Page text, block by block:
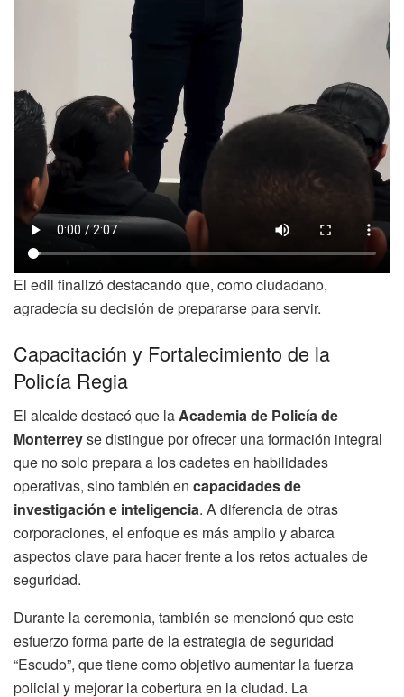
El edil finalizó destacando que, como ciudadano,
agradecía su decisión de prepararse para servir.
Capacitación y Fortalecimiento de la
Policía Regia
El alcalde destacó que laAcademia de Policía de
Monterreyse distingue por ofrecer una formación integral
que no solo prepara a los cadetes en habilidades
operativas, sino también en capacidades de
investigación e inteligencia. A diferencia de otras
corporaciones, el enfoque es más amplio y abarca
aspectos clave para hacer frente a los retos actuales de
seguridad.
Durante la ceremonia, también se mencionó que este
esfuerzo forma parte de la estrategia de seguridad
“Escudo”, que tiene como objetivo aumentar la fuerza
policial y mejorar la cobertura en la ciudad. La